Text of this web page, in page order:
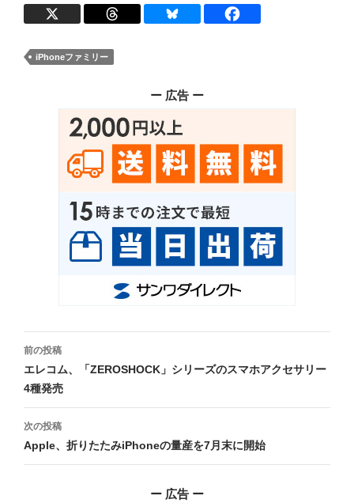
iPhoneファミリー
ー 広告 ー
投
稿
ナ
ビ
ゲ
前の投稿
エレコム、「ZEROSHOCK」シリーズのスマホアクセサリー
4種発売
次の投稿
Apple、折りたたみiPhoneの量産を7月末に開始
ー 広告 ー